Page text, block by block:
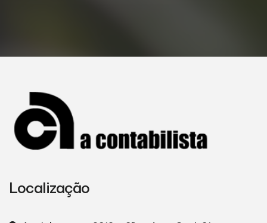
Localização